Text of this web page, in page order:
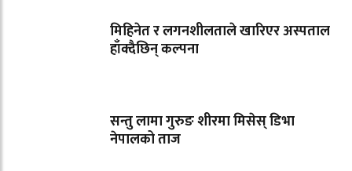
मिहिनेत र लगनशीलताले खारिएर अस्पताल
हाँक्दैछिन् कल्पना
सन्तु लामा गुरुङ शीरमा मिसेस् डिभा
नेपालको ताज